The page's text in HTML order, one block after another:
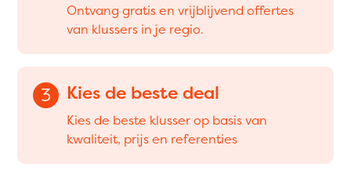
Ontvang gratis en vrijblijvend offertes
van klussers in je regio.
3 Kies de beste deal
Kies de beste klusser op basis van
kwaliteit, prijs en referenties